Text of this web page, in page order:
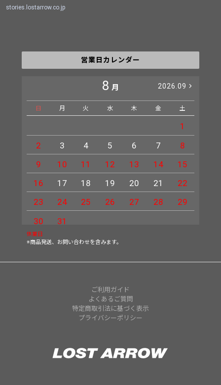
stories.lostarrow.co.jp
営業日カレンダー
8 月 2026.09
日 月 火 水 木 金 土
1
2
3 4 5 6 7
8
9
10 11 12 13 14
15
16
17 18 19 20 21
22
23
24 25 26 27 28
29
30
31
休業日
※商品発送、お問い合わせを含みます。
ご利用ガイド
よくあるご質問
特定商取引法に基づく表示
プライバシーポリシー